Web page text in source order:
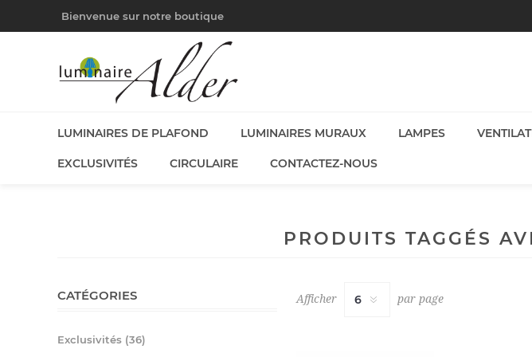
Bienvenue sur notre boutique
LUMINAIRES DE PLAFOND LUMINAIRES MURAUX LAMPES
EXCLUSIVITÉS CIRCULAIRE CONTACTEZ-NOUS
PRODUITS TAGGÉS
Afficher par page
CATÉGORIES
Exclusivités (36)